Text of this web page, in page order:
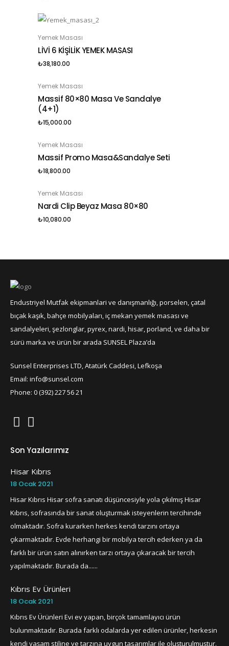
SEPETE EKLE
Yemek Masası
LİVİ 6 KİŞİLİK YEMEK MASASI
₺38,180.00
SEPETE EKLE
Yemek Masası
Massif 80×80 Masa Ve Sandalye
(4+1)
₺15,000.00
SEPETE EKLE
Yemek Masası
Massif Promo Masa&sandalye Seti
₺18,800.00
SEPETE EKLE
Yemek Masası
Nardi Clip Beyaz Masa 80×80
₺10,080.00
Endustriyel Mutfak ekipmanlari ve danışmanlığı, porselen, çatal
bıçak kaşık, bahçe mobilyaları, iç mekan yemek masası ve
sandalyeleri, şezlonglar, pyrex, nardi, hisar, porland, ve daha bir
sürü marka ve ürün bir arada SUNSEL Plaza’da
Sunsel Enterprises LTD, Atatürk Caddesi, Lefkoşa
Email: info@sunsel.com
Phone: 0 (392) 227 56 21
Son Yazılarımız
Hisar Kıbrıs
18 Ocak 2021
Hisar Kıbrıs Hisar sofra sanatı düşüncesiyle yola çıkılmış Hisar
Kıbrıs, sofrasında bir sanat oluşturmak isteyenlerin tercihinde
olmaktadır. Sofra kurarken herkes kendi tarzını ortaya
çıkarmaktadır. Evde herhangi bir mobilya tercih ederken ya da
farklı bir ürün satın alınırken tarzı ortaya çıkaracak bir tercih
yapılmaktadır. Burada da......
Kıbrıs Ev Ürünleri
18 Ocak 2021
Kıbrıs Ev Ürünleri Evi ev yapan, birçok tamamlayıcı ürün
bulunmaktadır. Burada farklı odalarda yer edilen ürünler, herkesin
kendi yaşam stiline ve tarzına uygun tasarımlar ile oluşturulmuştur.